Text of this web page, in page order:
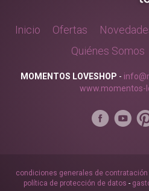
Inicio Ofertas
Quiénes Somos
MOMENTOS LOVESHOP -
www.momentos-
condiciones generales de contratación
política de protección de datos -